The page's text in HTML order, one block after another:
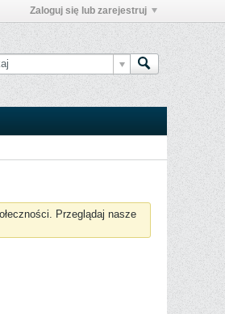
Zaloguj się lub zarejestruj
Przeglądaj nasze